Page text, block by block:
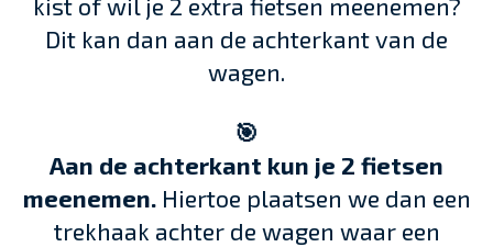
Dit kan dan aan de achterkant van de
wagen.
🎯
Aan de achterkant kun je 2 fietsen
meenemen. Hiertoe plaatsen we dan een
trekhaak achter de wagen waar een